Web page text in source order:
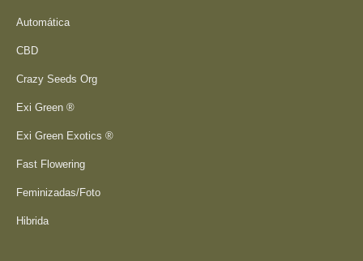
Automática
CBD
Crazy Seeds Org
Exi Green ®
Exi Green Exotics ®
Fast Flowering
Feminizadas/Foto
Hibrida